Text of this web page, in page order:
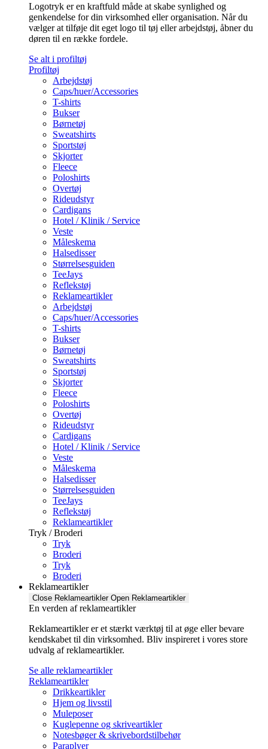
Logotryk er en kraftfuld måde at skabe synlighed og
genkendelse for din virksomhed eller organisation. Når du
vælger at tilføje dit eget logo til tøj eller arbejdstøj, åbner du
døren til en række fordele.
Se alt i profiltøj
Profiltøj
Arbejdstøj
Caps/huer/Accessories
T-shirts
Bukser
Børnetøj
Sweatshirts
Sportstøj
Skjorter
Fleece
Poloshirts
Overtøj
Rideudstyr
Cardigans
Hotel / Klinik / Service
Veste
Måleskema
Halsedisser
Størrelsesguiden
TeeJays
Reflekstøj
Reklameartikler
Arbejdstøj
Caps/huer/Accessories
T-shirts
Bukser
Børnetøj
Sweatshirts
Sportstøj
Skjorter
Fleece
Poloshirts
Overtøj
Rideudstyr
Cardigans
Hotel / Klinik / Service
Veste
Måleskema
Halsedisser
Størrelsesguiden
TeeJays
Reflekstøj
Reklameartikler
Tryk / Broderi
Tryk
Broderi
Tryk
Broderi
Reklameartikler
Close Reklameartikler Open Reklameartikler
En verden af reklameartikler ​
Reklameartikler er et stærkt værktøj til at øge eller bevare
kendskabet til din virksomhed. Bliv inspireret i vores store
udvalg af reklameartikler.
Se alle reklameartikler
Reklameartikler
Drikkeartikler
Hjem og livsstil
Muleposer
Kuglepenne og skriveartikler
Notesbøger & skrivebordstilbehør
Paraplyer